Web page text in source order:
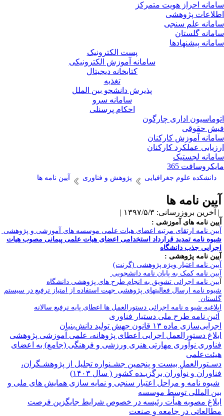
احراز هویت متمرکز
پژوهشی
علم سنجی
گلستان
پیشنهادها
پست الکترونیک
سامانه آموزش الکترونیکی
کتابخانه دیجیتال
تغذیه
پذیرش دانشجو بین الملل
سامانه سرو
احکام پرسنلی
اداری چارگون
حقوقی
آموزش کارکنان
عملکرد کارکنان
لجستیک
365
دانشکده علوم جغرافیایی پژوهش و فناوری آیین نامه ها
نامه ها
بروزرسانی: ۱۳۹۷/۵/۳ |
یین نامه های آموزشی :
نامه ارتقای مرتبه اعضای هیات علمی موسسه های آموزشی و پژوهشی
نامه تمدید قرارداد استخدامی اعضای هیات علمی پیمانی مصوب هیات
جذب دانشگاه
نامه پژوهشی :
نامه اعتبار ویژه پژوهشی (گرنت)
نامه کمک به پایان نامه دانشجویی
یین نامه اجرائی تشویق به انجام طرح های پژوهشی دانشگاه
نامه ارسال فعالیتهای پژوهشی جهت استفاده از امتیاز ترفیع در سیستم
شیو ه نامه اجرائی دستورالعمل ها اعطای پایه نرفیع سالانه
آئین نامه طرح ملی دستیار فناوری
ماده ۱۳ قانون جهش تولید دانش‌بنیان
دستورالعمل اجرایی اعطای پژوهانه، علمی آموزشی پژوهشی
نوآوری مهارتی هنری ورزشی و فرهنگی (جامع) به اعضای
بیست و پنجمین جشـنواره تجلیل از پژوهشـگران،
و نوآوران برگزیـده کشور ( سال ۱۴۰۳)
شیوه نامه و مراحل اعتبار سنجی و نمایه سازی همایش های ملی و
المللی توسط موسسه
مصوبه هیأت رئیسه در خصوص شرایط جایگزین فرصت
در جامعه و صنعت